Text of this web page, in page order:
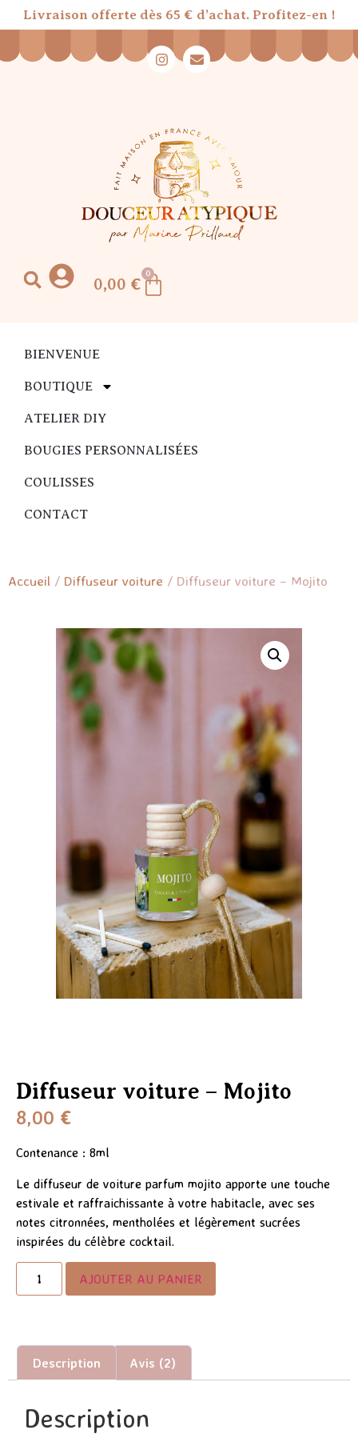
Livraison offerte dès 65 € d’achat. Profitez-en !
0,00 €
0
BIENVENUE
BOUTIQUE
ATELIER DIY
BOUGIES PERSONNALISÉES
COULISSES
CONTACT
Accueil / Diffuseur voiture / Diffuseur voiture – Mojito
Diffuseur voiture – Mojito
8,00 €
Contenance : 8ml
Le diffuseur de voiture parfum mojito apporte une touche
estivale et raffraichissante à votre habitacle, avec ses
notes citronnées, mentholées et légèrement sucrées
inspirées du célèbre cocktail.
AJOUTER AU PANIER
Description Avis (2)
Description